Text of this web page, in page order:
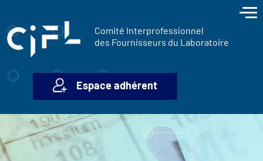
Comité Interprofessionnel
des Fournisseurs du Laboratoire
Espace adhérent